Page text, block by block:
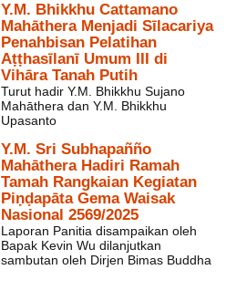
Y.M. Bhikkhu Cattamano
Mahāthera Menjadi Sīlacariya
Penahbisan Pelatihan
Aṭṭhasīlanī Umum III di
Vihāra Tanah Putih
Turut hadir Y.M. Bhikkhu Sujano
Mahāthera dan Y.M. Bhikkhu
Upasanto
Y.M. Sri Subhapañño
Mahāthera Hadiri Ramah
Tamah Rangkaian Kegiatan
Piṇḍapāta Gema Waisak
Nasional 2569/2025
Laporan Panitia disampaikan oleh
Bapak Kevin Wu dilanjutkan
sambutan oleh Dirjen Bimas Buddha